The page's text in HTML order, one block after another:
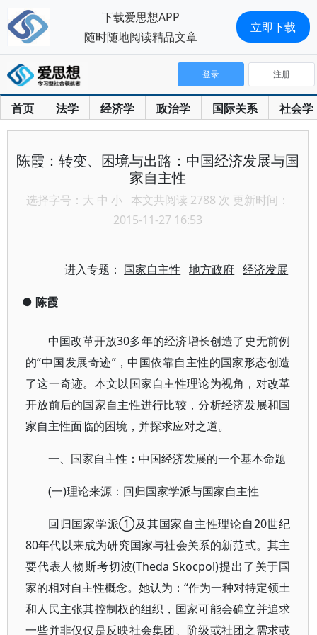
首页 法学 经济学 政治学 国际关系 社会学
登录 注册
陈霞：转变、困境与出路：中国经济发展与国
家自主性
选择字号： 大 中 小 本文共阅读 2788 次 更新时间：
2015-11-27 16:53
进入专题： 国家自主性 地方政府 经济发展
● 陈霞
中国改革开放30多年的经济增长创造了史无前例
的“中国发展奇迹”，中国依靠自主性的国家形态创造
了这一奇迹。本文以国家自主性理论为视角，对改革
开放前后的国家自主性进行比较，分析经济发展和国
家自主性面临的困境，并探求应对之道。
一、国家自主性：中国经济发展的一个基本命题
(一)理论来源：回归国家学派与国家自主性
回归国家学派①及其国家自主性理论自20世纪
80年代以来成为研究国家与社会关系的新范式。其主
要代表人物斯考切波(Theda Skocpol)提出了关于国
家的相对自主性概念。她认为：“作为一种对特定领土
和人民主张其控制权的组织，国家可能会确立并追求
一些并非仅仅是反映社会集团、阶级或社团之需求或
下载爱思想APP
随时随地阅读精品文章
立即下载